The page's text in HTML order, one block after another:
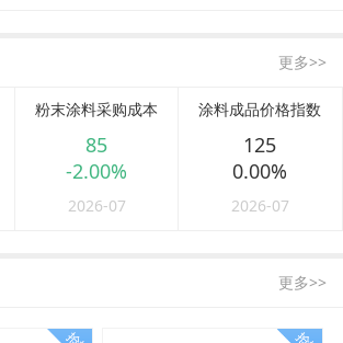
更多>>
粉末涂料采购成本
85
-2.00%
2026-07
涂料成品价格指数
125
0.00%
2026-07
更多>>